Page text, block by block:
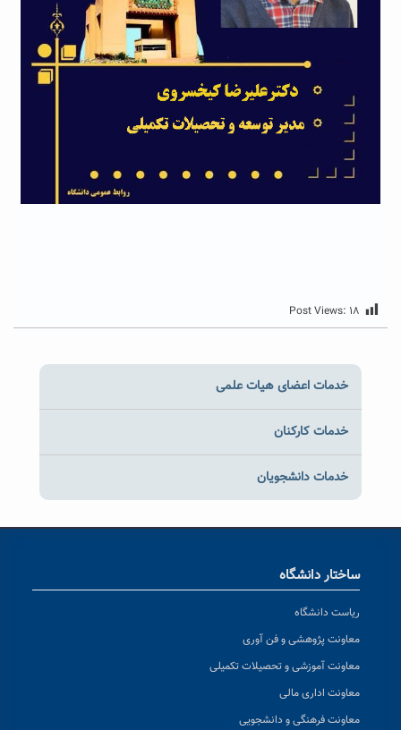
Post Views: ۱۸
خدمات اعضای هیات علمی
خدمات کارکنان
خدمات دانشجویان
ساختار دانشگاه
ریاست دانشگاه
معاونت پژوهشی و فن آوری
معاونت آموزشی و تحصیلات تکمیلی
معاونت اداری مالی
معاونت فرهنگی و دانشجویی